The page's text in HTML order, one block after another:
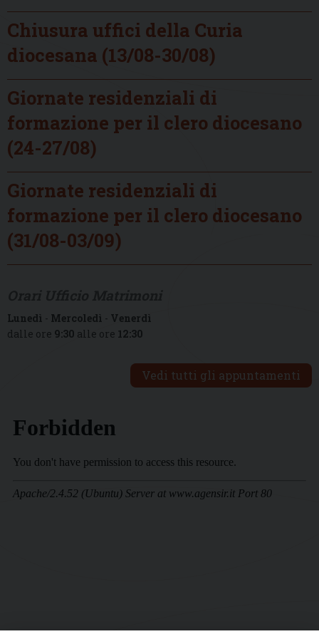
Chiusura uffici della Curia
diocesana (13/08-30/08)
Giornate residenziali di
formazione per il clero diocesano
(24-27/08)
Giornate residenziali di
formazione per il clero diocesano
(31/08-03/09)
Lunedì - Mercoledì - Venerdì
dalle ore 9:30 alle ore 12:30
Vedi tutti gli appuntamenti